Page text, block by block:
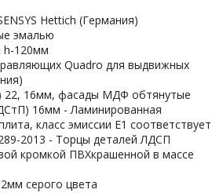
Hettich (Германия)
эмалью
h-120мм
Quadro для выдвижных
22, 16мм, фасады МДФ обтянутые
16мм - Ламинированная
класс эмиссии Е1 соответствует
2013 - Торцы деталей ЛДСП
кромкой ПВХкрашенной в массе
серого цвета